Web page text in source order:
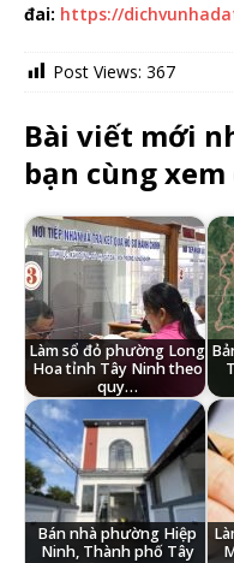
đai: https://
Post Views: 367
Bài viết mới
bạn cùng xem
Làm sổ đỏ phường Long
Hoa tỉnh Tây Ninh theo
quy…
Bán nhà phường Hiệp
Ninh, Thành phố Tây